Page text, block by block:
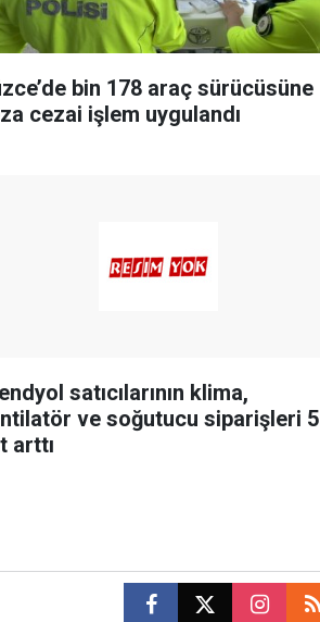
bin 178 araç sürücüsüne
cezai işlem uygulandı
satıcılarının klima,
ve soğutucu siparişleri 5
arttı